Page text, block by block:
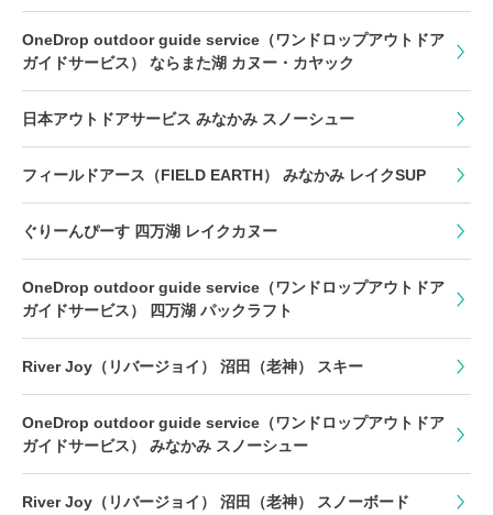
OneDrop outdoor guide service（ワンドロップアウトドア
ガイドサービス） ならまた湖 カヌー・カヤック
日本アウトドアサービス みなかみ スノーシュー
フィールドアース（FIELD EARTH） みなかみ レイクSUP
ぐりーんぴーす 四万湖 レイクカヌー
OneDrop outdoor guide service（ワンドロップアウトドア
ガイドサービス） 四万湖 パックラフト
River Joy（リバージョイ） 沼田（老神） スキー
OneDrop outdoor guide service（ワンドロップアウトドア
ガイドサービス） みなかみ スノーシュー
River Joy（リバージョイ） 沼田（老神） スノーボード